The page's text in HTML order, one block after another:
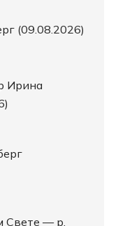
(09.08.2026)
Ирина
Свете — р.